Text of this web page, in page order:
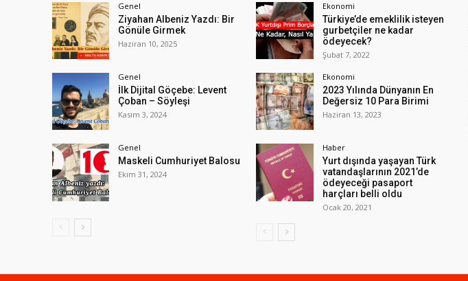
Genel
Ziyahan Albeniz Yazdı: Bir
Gönüle Girmek
Haziran 10, 2025
Genel
İlk Dijital Göçebe: Levent
Çoban – Söyleşi
Kasım 3, 2024
Genel
Maskeli Cumhuriyet Balosu
Ekim 31, 2024
Ekonomi
Türkiye’de emeklilik isteyen
gurbetçiler ne kadar
ödeyecek?
Şubat 7, 2022
Ekonomi
2023 Yılında Dünyanın En
Değersiz 10 Para Birimi
Haziran 13, 2023
Haber
Yurt dışında yaşayan Türk
vatandaşlarının 2021’de
ödeyeceği pasaport
harçları belli oldu
Ocak 20, 2021